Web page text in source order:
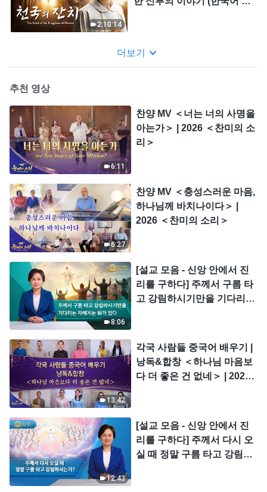
2:10:14
더보기
추천 영상
6:11
찬양 MV ＜너는 너의 사명을
아는가＞ | 2026 ＜찬미의 소
리＞
6:27
찬양 MV ＜충성스러운 마음,
하나님께 바치나이다＞ |
2026 ＜찬미의 소리＞
8:06
[설교 모음 - 신앙 안에서 진
리를 구하다] 주께서 구름 타
고 강림하시기만을 기다리는
13:42
각국 사람들 중국어 배우기 |
낭독&합창 ＜하나님 마음보
다 더 좋은 건 없네＞ | 2026
12:43
[설교 모음 - 신앙 안에서 진
리를 구하다] 주께서 다시 오
실 때 정말 구름 타고 강림하